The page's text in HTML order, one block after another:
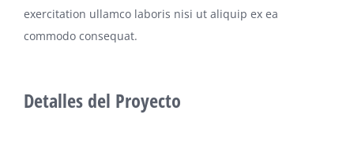
exercitation ullamco laboris nisi ut aliquip ex ea
commodo consequat.
Detalles del Proyecto